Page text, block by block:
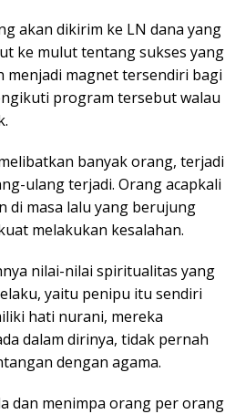
akan dikirim ke LN dana yang
ke mulut tentang sukses yang
menjadi magnet tersendiri bagi
program tersebut walau
banyak orang, terjadi
ulang terjadi. Orang acapkali
di masa lalu yang berujung
melakukan kesalahan.
nilai-nilai spiritualitas yang
yaitu penipu itu sendiri
hati nurani, mereka
dalam dirinya, tidak pernah
dengan agama.
dan menimpa orang per orang